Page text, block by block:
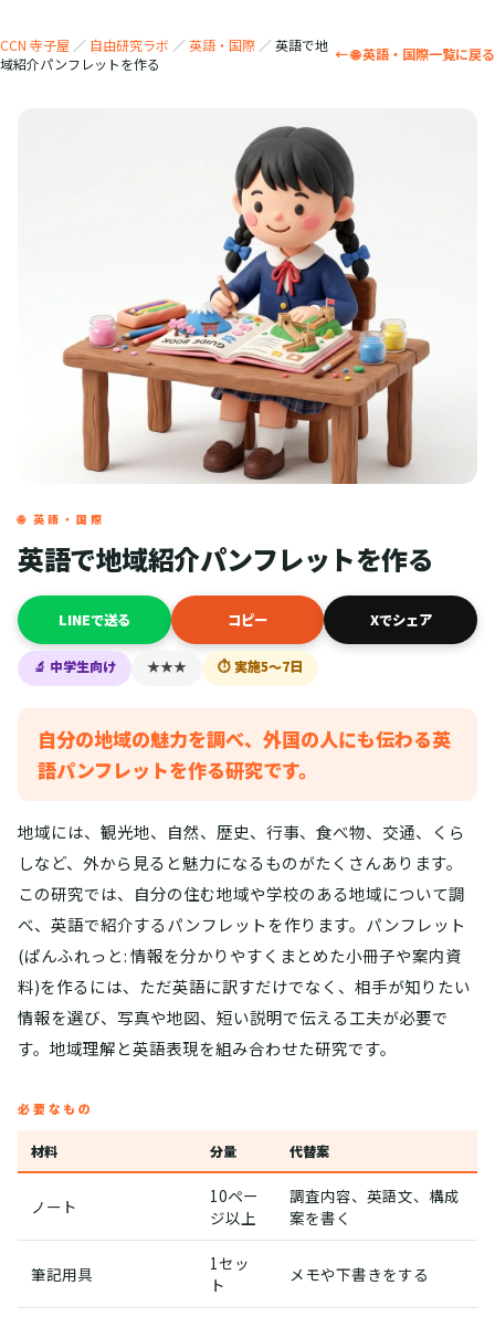
CCN 寺子屋 ／ 自由研究ラボ ／英語・国際 ／英語で地
域紹介パンフレットを作る
← 🌐 英語・国際一覧に戻る
🌐 英語・国際
英語で地域紹介パンフレットを作る
LINEで送る コピー Xでシェア
🔬 中学生向け ★★★ ⏱ 実施5〜7日
自分の地域の魅力を調べ、外国の人にも伝わる英
語パンフレットを作る研究です。
地域には、観光地、自然、歴史、行事、食べ物、交通、くら
しなど、外から見ると魅力になるものがたくさんあります。
この研究では、自分の住む地域や学校のある地域について調
べ、英語で紹介するパンフレットを作ります。パンフレット
(ぱんふれっと: 情報を分かりやすくまとめた小冊子や案内資
料)を作るには、ただ英語に訳すだけでなく、相手が知りたい
情報を選び、写真や地図、短い説明で伝える工夫が必要で
す。地域理解と英語表現を組み合わせた研究です。
必要なもの
材料 分量 代替案
ノート
10ペー
ジ以上
調査内容、英語文、構成
案を書く
筆記用具
1セッ
ト
メモや下書きをする